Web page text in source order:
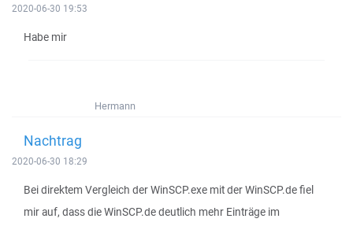
2020-06-30 19:53
Habe mir
Hermann
Nachtrag
2020-06-30 18:29
Bei direktem Vergleich der WinSCP.exe mit der WinSCP.de fiel
mir auf, dass die WinSCP.de deutlich mehr Einträge im